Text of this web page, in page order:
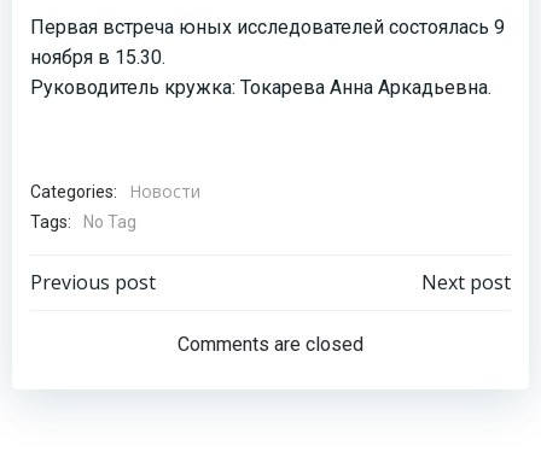
Первая встреча юных исследователей состоялась 9
ноября в 15.30.
Руководитель кружка: Токарева Анна Аркадьевна.
Categories: Новости
Tags: No Tag
Навигация
записям
Previous post
Навигация
по
записям
Next post
Comments are closed